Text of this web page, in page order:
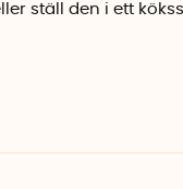
ställ den i ett